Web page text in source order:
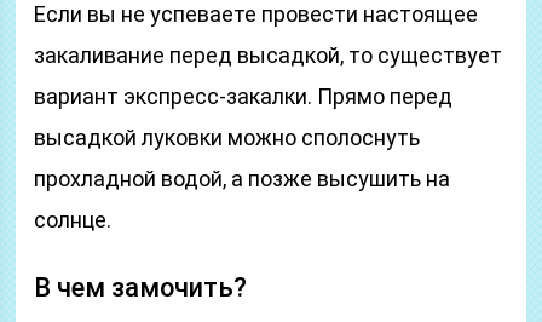
Если вы не успеваете провести настоящее
закаливание перед высадкой, то существует
вариант экспресс-закалки. Прямо перед
высадкой луковки можно сполоснуть
прохладной водой, а позже высушить на
солнце.
В чем замочить?